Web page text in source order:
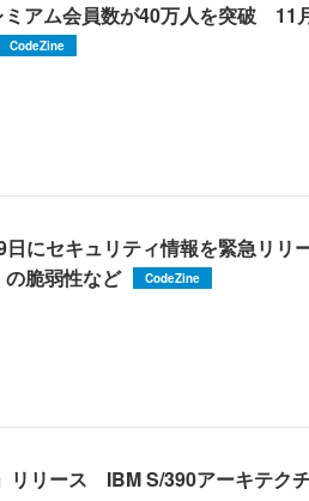
ミアム会員数が40万人を突破 11
CodeZine
日にセキュリティ情報を緊急リ
脆弱性など
CodeZine
リリース IBM S/390アーキテク